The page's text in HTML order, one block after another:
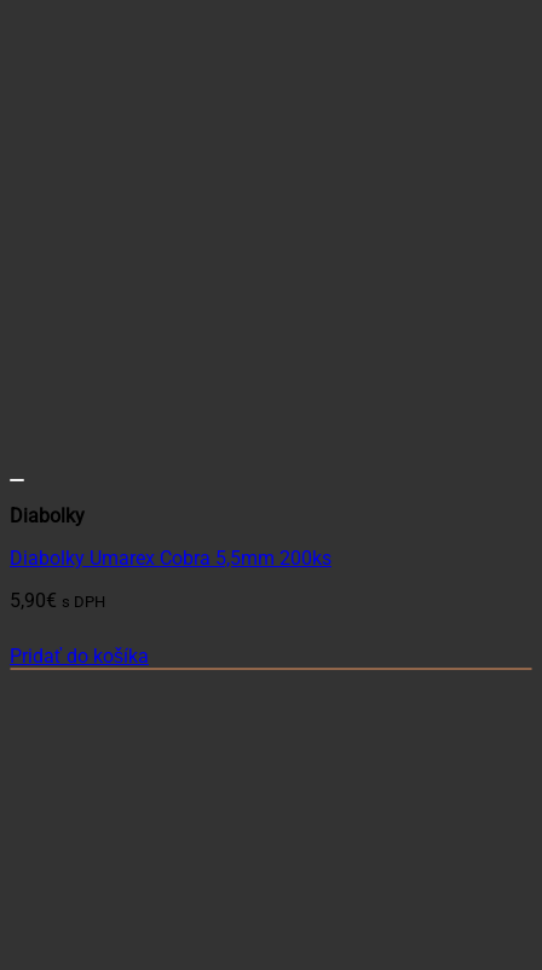
Diabolky
Diabolky Umarex Cobra 5,5mm 200ks
5,90€ s DPH
Pridať do košíka